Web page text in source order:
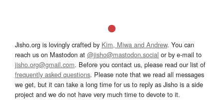
Jisho.org is lovingly crafted by Kim, Miwa and Andrew. You can
reach us on Mastodon at @jisho@mastodon.social or by e-mail to
jisho.org@gmail.com. Before you contact us, please read our list of
frequently asked questions. Please note that we read all messages
we get, but it can take a long time for us to reply as Jisho is a side
project and we do not have very much time to devote to it.